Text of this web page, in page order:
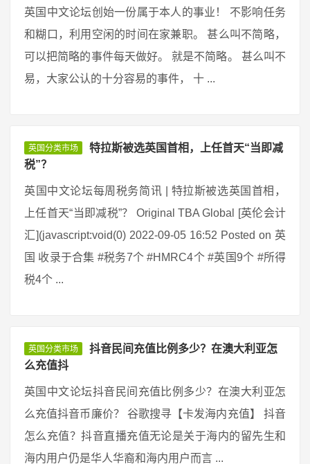
英国中文论坛创始一份属于本人的事业！ 不影响任务
和糊口，利用空闲的时间在家兼职。 甚么叫不简略，
可以把简略的事件每天做好。 就是不简略。 甚么叫不
易，大家公认的十分容易的事件， 十 ...
英国分类市场
特拉斯被选英国首相，上任首天“当即减
税”？
英国中文论坛每周税务简讯 | 特拉斯被选英国首相，
上任首天“当即减税”？ Original TBA Global [英伦会计
汇](javascript:void(0) 2022-09-05 16:52 Posted on 英
国 收录于合集 #税务7个 #HMRC4个 #英国9个 #所得
税4个 ...
英国分类市场
抖音民间充值比例多少？在澳大利亚怎
么充值抖
英国中文论坛抖音民间充值比例多少？在澳大利亚怎
么充值抖音币廉价？ 谷歌搜寻【卡发海内充值】 抖音
怎么充值？抖音直播充值无论是关于海内的留先生和
海内用户仍是华人华裔和海内用户而言 ...